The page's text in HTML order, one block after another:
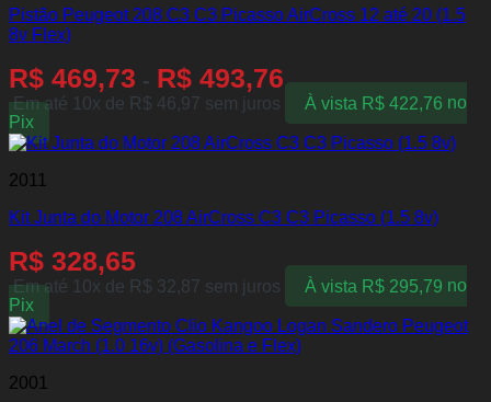
Pistão Peugeot 208 C3 C3 Picasso AirCross 12 até 20 (1.5
8v Flex)
R$ 469,73 - R$ 493,76
Em até 10x de R$ 46,97 sem juros À vista R$422,76 no
Pix
2011
Kit Junta do Motor 208 AirCross C3 C3 Picasso (1.5 8v)
R$ 328,65
Em até 10x de R$ 32,87 sem juros À vista R$295,79 no
Pix
2001